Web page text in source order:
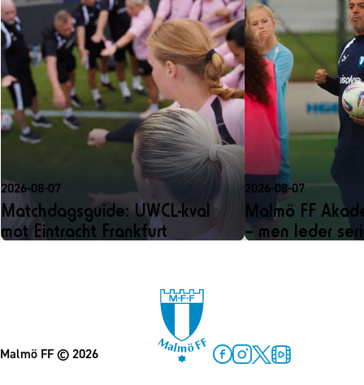
2026-08-07
Matchdagsguide: UWCL-kval
mot Eintracht Frankfurt
2026-08-07
Malmö FF
– men leder
Malmö FF© 2026